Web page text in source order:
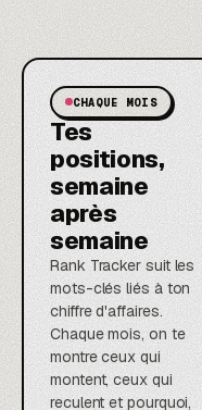
CHAQUE MOIS
Tes
positions,
semaine
après
semaine
Rank Tracker suit les
mots-clés liés à ton
chiffre d'affaires.
Chaque mois, on te
montre ceux qui
montent, ceux qui
reculent et pourquoi,